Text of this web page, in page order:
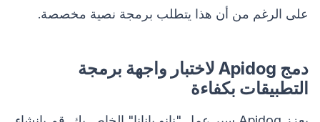
على الرغم من أن هذا يتطلب برمجة نصية مخصصة.
دمج Apidog لاختبار واجهة برمجة
التطبيقات بكفاءة